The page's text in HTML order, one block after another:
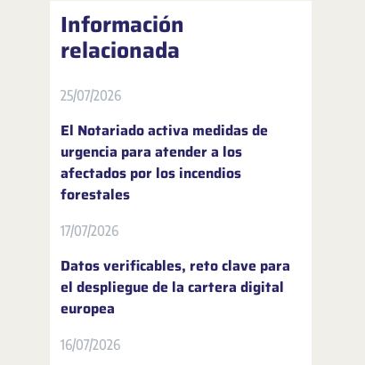
Información
relacionada
25/07/2026
El Notariado activa medidas de
urgencia para atender a los
afectados por los incendios
forestales
17/07/2026
Datos verificables, reto clave para
el despliegue de la cartera digital
europea
16/07/2026